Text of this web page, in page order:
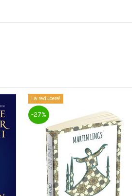
La reducere!
-27%